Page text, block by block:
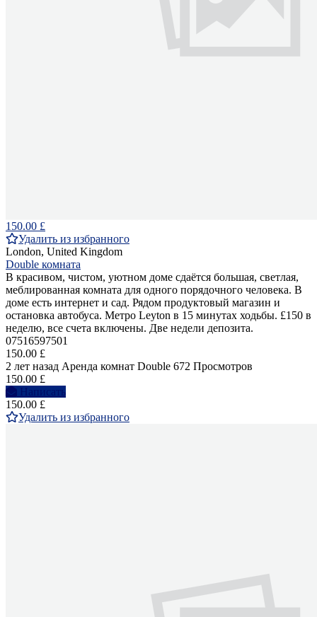
150.00 £
Удалить из избранного
London, United Kingdom
Double комната
В красивом, чистом, уютном доме сдаётся большая, светлая,
меблированная комната для одного порядочного человека. В
доме есть интернет и сад. Рядом продуктовый магазин и
остановка автобуса. Метро Leyton в 15 минутах ходьбы. £150 в
неделю, все счета включены. Две недели депозита.
07516597501
150.00 £
2 лет назад Аренда комнат Double 672 Просмотров
150.00 £
Написать
150.00 £
Удалить из избранного